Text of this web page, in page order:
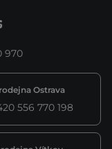
970
Ostrava
556 770 198